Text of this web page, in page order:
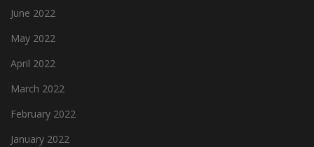
June 2022
May 2022
April 2022
March 2022
February 2022
January 2022